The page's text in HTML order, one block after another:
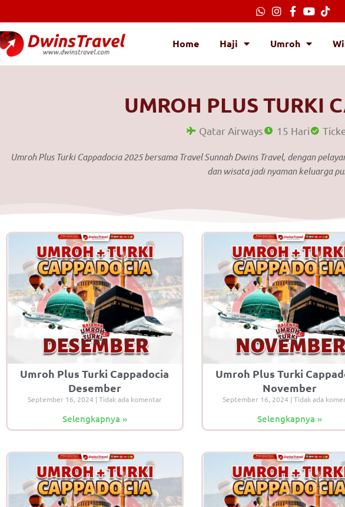
ke
konten
Home Haji Umroh
UMROH PLUS TURKI
Qatar Airways 15 Hari
Umroh Plus Turki Cappadocia 2025 bersama Travel Sunnah Dwins Travel, dengan
dan wisata jadi nyaman keluarga
Umroh Plus Turki Cappadocia
Desember
September 16, 2024 Tidak ada komentar
Selengkapnya »
Umroh Plus Turki
November
September 16, 2024 Tidak ada
Selengkapnya »